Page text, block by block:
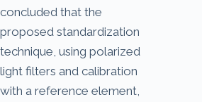
concluded that the
proposed standardization
technique, using polarized
light filters and calibration
with a reference element,